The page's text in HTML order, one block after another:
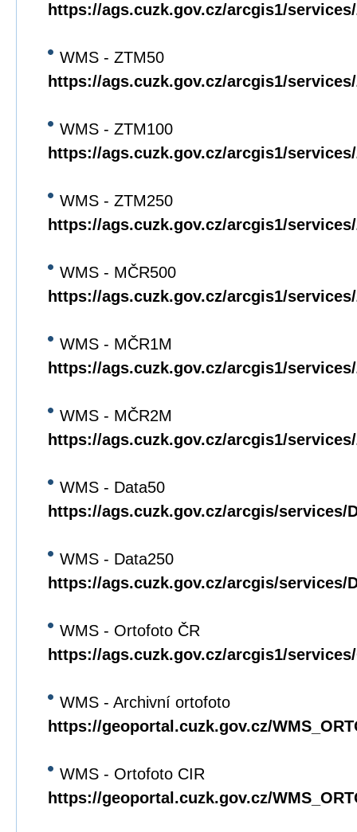
https://ags.cuzk.gov.cz/arcgis1/
WMS - ZTM50
https://ags.cuzk.gov.cz/arcgis1/
WMS - ZTM100
https://ags.cuzk.gov.cz/arcgis1/
WMS - ZTM250
https://ags.cuzk.gov.cz/arcgis1/
WMS - MČR500
https://ags.cuzk.gov.cz/arcgis1/
WMS - MČR1M
https://ags.cuzk.gov.cz/arcgis1/
WMS - MČR2M
https://ags.cuzk.gov.cz/arcgis1/
WMS - Data50
https://ags.cuzk.gov.cz/arcgis/services/
WMS - Data250
https://ags.cuzk.gov.cz/arcgis/services/
WMS - Ortofoto ČR
https://ags.cuzk.gov.cz/arcgis1/
WMS - Archivní ortofoto
https://geoportal.cuzk.gov.cz/
WMS - Ortofoto CIR
https://geoportal.cuzk.gov.cz/